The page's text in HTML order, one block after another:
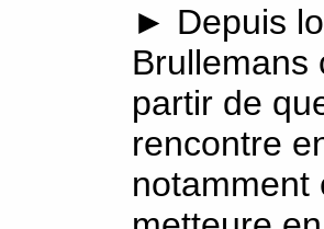
► Depuis
Brullemans
partir de
rencontre
notamment